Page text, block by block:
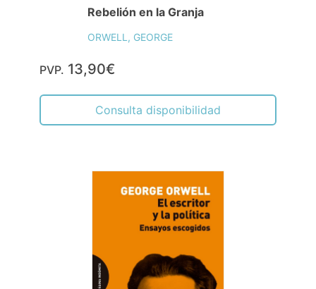
Rebelión en la Granja
ORWELL, GEORGE
PVP. 13,90€
Consulta disponibilidad